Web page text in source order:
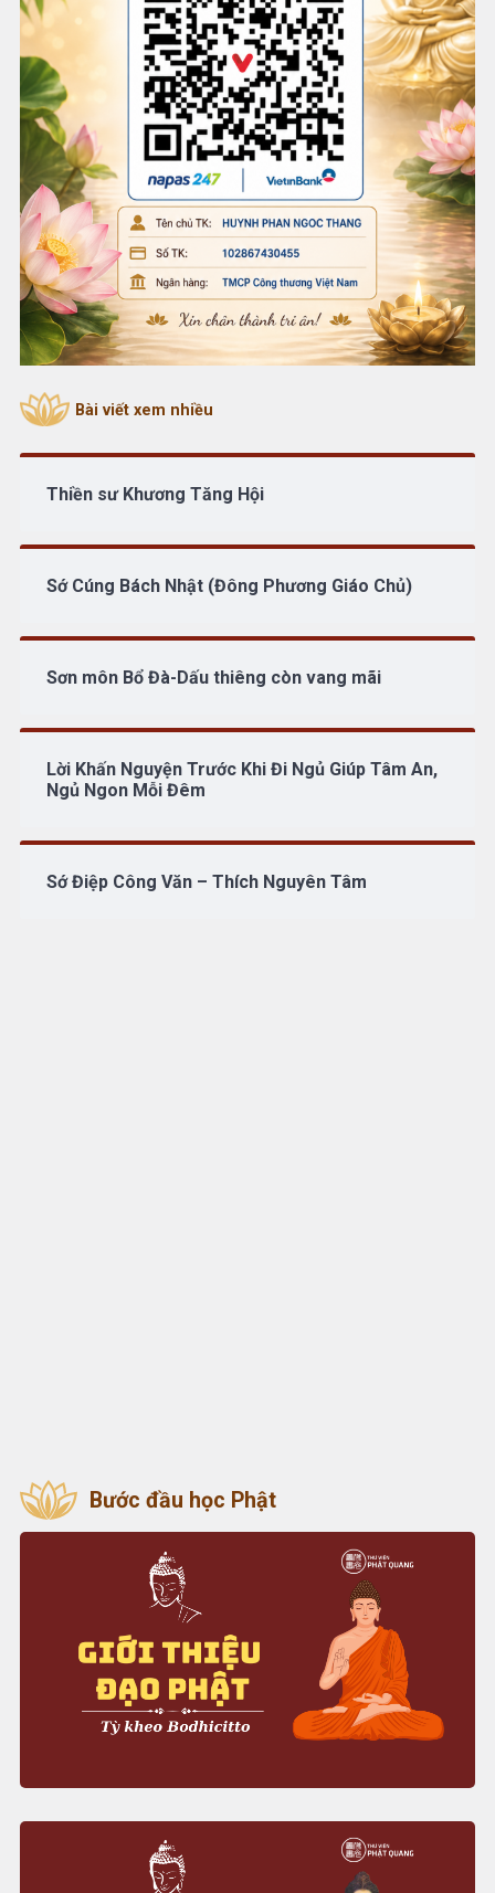
Bài viết xem nhiều
Thiền sư Khương Tăng Hội
Sớ Cúng Bách Nhật (Đông Phương Giáo Chủ)
Sơn môn Bổ Đà-Dấu thiêng còn vang mãi
Lời Khấn Nguyện Trước Khi Đi Ngủ Giúp Tâm An,
Ngủ Ngon Mỗi Đêm
Sớ Điệp Công Văn – Thích Nguyên Tâm
Bước đầu học Phật